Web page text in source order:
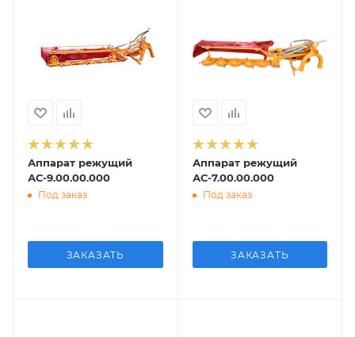
Аппарат режущий
АС-9.00.00.000
Под заказ
ЗАКАЗАТЬ
Аппарат режущий
АС-7.00.00.000
Под заказ
ЗАКАЗАТЬ